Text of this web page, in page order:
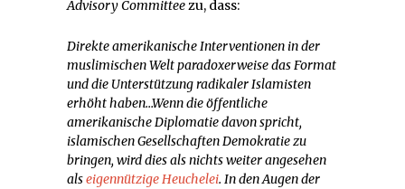
Advisory Committeezu, dass:
Direkte amerikanische Interventionen in der
muslimischen Welt paradoxerweise das Format
und die Unterstützung radikaler Islamisten
erhöht haben…Wenn die öffentliche
amerikanische Diplomatie davon spricht,
islamischen Gesellschaften Demokratie zu
bringen, wird dies als nichts weiter angesehen
alseigennützige Heuchelei. In den Augen der